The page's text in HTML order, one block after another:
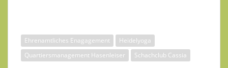
Ehrenamtliches Enagagement
Heidelyoga
Quartiersmanagement Hasenleiser
Schachclub Cassia